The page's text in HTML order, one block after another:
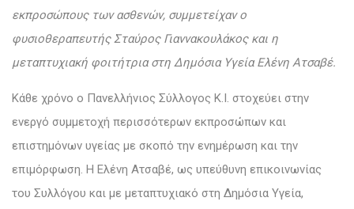
εκπροσώπους των ασθενών, συμμετείχαν ο
φυσιοθεραπευτής Σταύρος Γιαννακουλάκος και η
μεταπτυχιακή φοιτήτρια στη Δημόσια Υγεία Ελένη Ατσαβέ.
Κάθε χρόνο ο Πανελλήνιος Σύλλογος Κ.Ι. στοχεύει στην
ενεργό συμμετοχή περισσότερων εκπροσώπων και
επιστημόνων υγείας με σκοπό την ενημέρωση και την
επιμόρφωση. Η Ελένη Ατσαβέ, ως υπεύθυνη επικοινωνίας
του Συλλόγου και με μεταπτυχιακό στη Δημόσια Υγεία,